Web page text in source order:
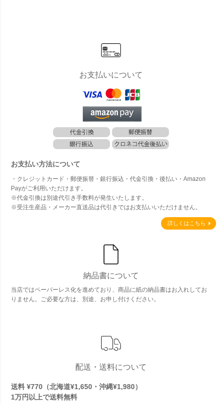
お支払いについて
お支払い方法について
・クレジットカード・郵便振替・銀行振込・代金引換・後払い・Amazon
Payがご利用いただけます。
※代金引換は別途代引き手数料が発生いたします。
※受注生産品・メーカー直送品は代引きではお支払いいただけません。
詳しくはこちら
納品書について
当店ではペーパーレス化を進めており、商品に紙の納品書はお入れしてお
りません。ご必要な方は、別途、お申し付けください。
配送・送料について
送料 ¥770（北海道¥1,650・沖縄¥1,980）
1万円以上で送料無料